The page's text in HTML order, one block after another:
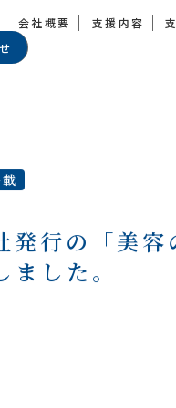
会社概要 支援内容
行の「美容
した。